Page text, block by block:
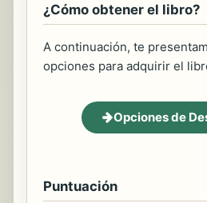
¿Cómo obtener el libro?
A continuación, te
opciones para adquirir el
Opciones de
Puntuación